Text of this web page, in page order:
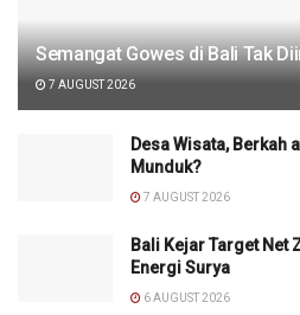
Semangat Gowes di Bali Tak
7 AUGUST 2026
Desa Wisata, Berkah
Munduk?
7 AUGUST 2026
Bali Kejar Target Net
Energi Surya
6 AUGUST 2026